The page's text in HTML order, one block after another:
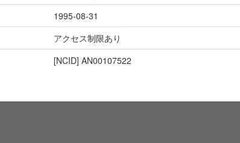
1995-08-31
アクセス制限あり
[NCID] AN00107522